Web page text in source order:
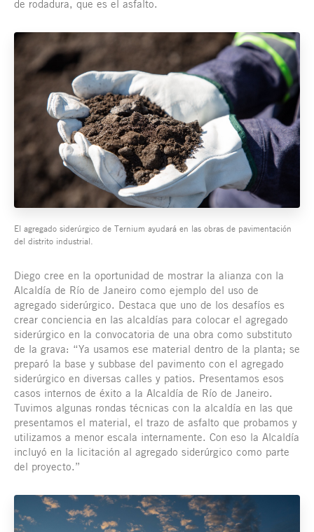
de rodadura, que es el asfalto.
El agregado siderúrgico de Ternium ayudará en las obras de pavimentación
del distrito industrial.
Diego cree en la oportunidad de mostrar la alianza con la
Alcaldía de Río de Janeiro como ejemplo del uso de
agregado siderúrgico. Destaca que uno de los desafíos es
crear conciencia en las alcaldías para colocar el agregado
siderúrgico en la convocatoria de una obra como substituto
de la grava: “Ya usamos ese material dentro de la planta; se
preparó la base y subbase del pavimento con el agregado
siderúrgico en diversas calles y patios. Presentamos esos
casos internos de éxito a la Alcaldía de Río de Janeiro.
Tuvimos algunas rondas técnicas con la alcaldía en las que
presentamos el material, el trazo de asfalto que probamos y
utilizamos a menor escala internamente. Con eso la Alcaldía
incluyó en la licitación al agregado siderúrgico como parte
del proyecto.”